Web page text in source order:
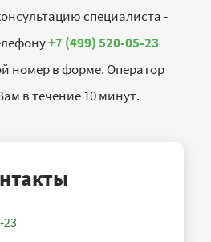
специалиста -
+7 (499) 520-05-23
номер в форме. Оператор
в течение 10 минут.
23